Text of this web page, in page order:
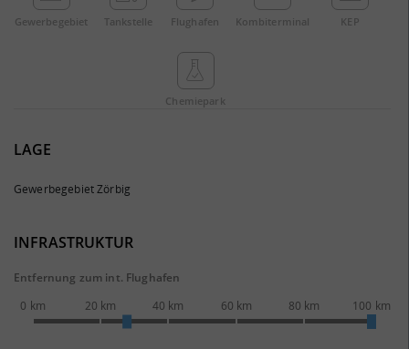
Gewerbe­gebiet Tankstelle Flughafen Kombi­terminal KEP
Chemie­park
LAGE
Gewerbegebiet Zörbig
INFRASTRUKTUR
Entfernung zum int. Flughafen
0 km
20 km 40 km 60 km 80 km 100 km